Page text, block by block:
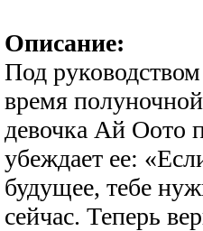
Описание:
Под руководством
время
девочка Ай Оото
убеждает ее:
будущее, тебе
сейчас. Теперь